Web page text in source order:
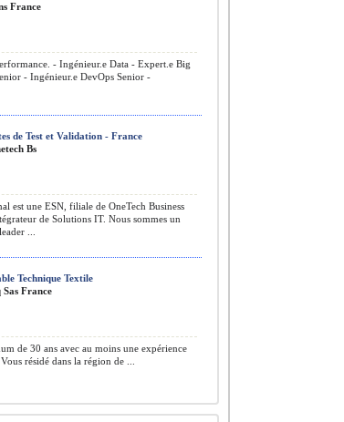
France
- Ingénieur.e Data - Expert.e Big
- Ingénieur.e DevOps Senior -
de Test et Validation - France
Bs
est une ESN, filiale de OneTech Business
de Solutions IT. Nous sommes un
...
Technique Textile
France
de 30 ans avec au moins une expérience
résidé dans la région de ...